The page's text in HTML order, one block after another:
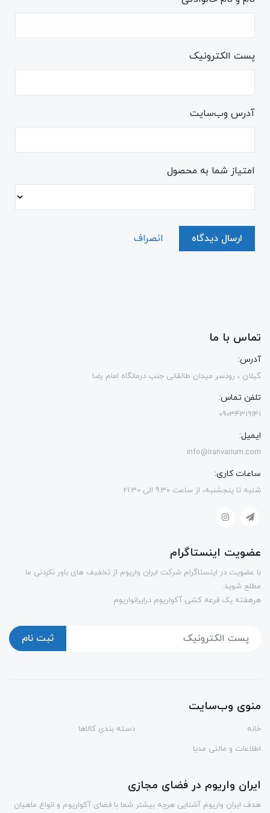
پست الکترونیک
آدرس وب‌سایت
امتیاز شما به محصول
ارسال دیدگاه انصراف
تماس با ما
آدرس:
گیلان ، رودسر میدان طالقانی جنب درمانگاه امام رضا
تلفن تماس:
09034319141
ایمیل:
info@iranvarium.com
ساعات کاری:
شنبه تا پنجشنبه، از ساعت 9.30 الی 21.30
عضویت اینستاگرام
با عضویت در اینستاگرام شرکت ایران واریوم از تخفیف های باور نکردنی ما
مطلع شوید.
هرهفته یک قرعه کشی آکواریوم درایرانواریوم
ثبت نام
منوی وب‌سایت
خانه
دسته بندی کالاها
اطلاعات و مالتی مدیا
ایران واریوم در فضای مجازی
هدف ایران واریوم آشنایی هرچه بیشتر شما با فضای آکواریوم و انواع ماهیان